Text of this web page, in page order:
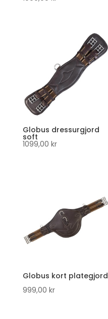
Globus dressurgjord
soft
1099,00 kr
Globus kort plategjord
999,00 kr